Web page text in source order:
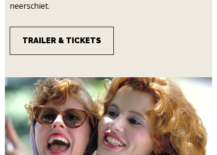
neerschiet.
TRAILER & TICKETS